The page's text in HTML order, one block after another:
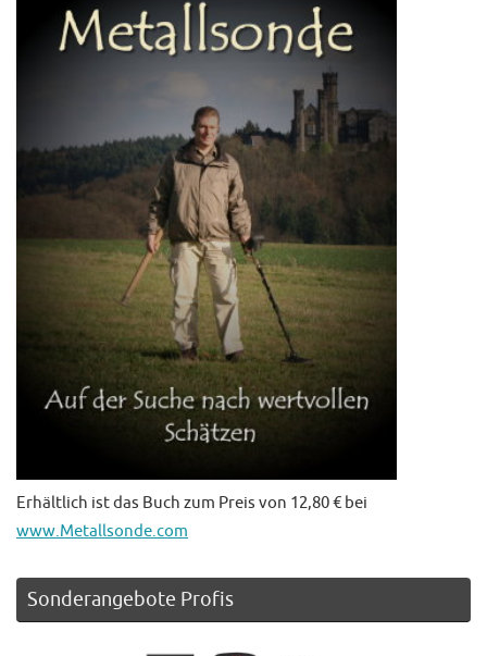
Erhältlich ist das Buch zum Preis von 12,80 € bei
www.Metallsonde.com
Sonderangebote Profis